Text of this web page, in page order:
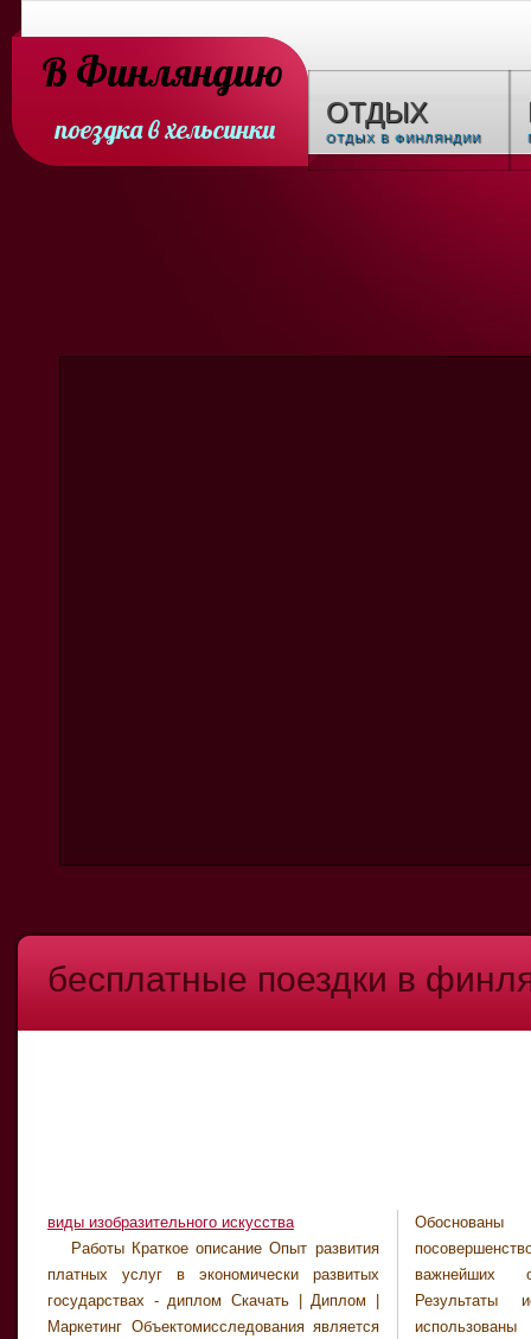
В Финляндию
поездка в хельсинки
ОТДЫХ
ОТДЫХ В ФИНЛЯНДИИ
бесплатные поездки в
виды изобразительного искусства
Работы Краткое описание Опыт развития
платных услуг в экономически развитых
государствах - диплом Cкачать | Диплом |
Маркетинг Объектомисследования является
посовершенствованию направлений развития
важнейших отраслей сферы услуг.
Результаты исследования могут быть
использованы в целяхформирования